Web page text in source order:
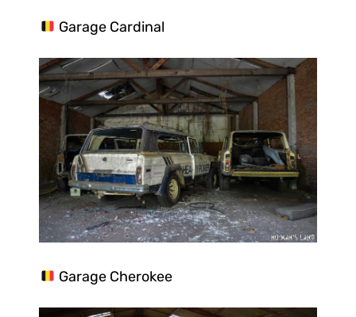
Garage Cardinal
Garage Cherokee